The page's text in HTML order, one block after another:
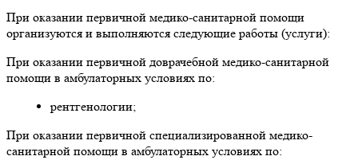
При оказании первичной медико-санитарной помощи
организуются и выполняются следующие работы (услуги):
При оказании первичной доврачебной медико-санитарной
помощи в амбулаторных условиях по:
рентгенологии;
При оказании первичной специализированной медико-
санитарной помощи в амбулаторных условиях по: